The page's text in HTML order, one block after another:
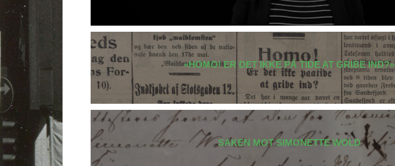
«HOMO! ER DET IKKE PÅ TIDE AT GRIBE IND?»
SAKEN MOT SIMONETTE WOLD